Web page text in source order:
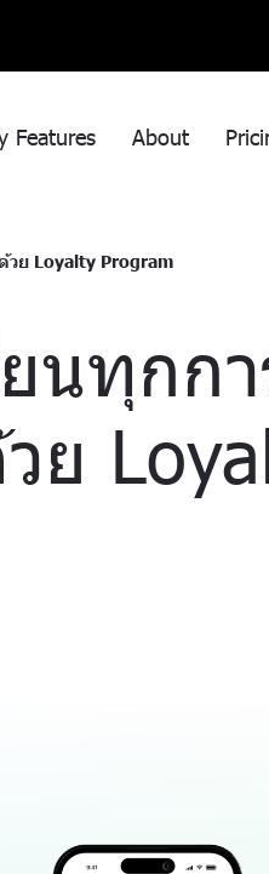
Features About
วย Loyalty Program
นทุกก
ย